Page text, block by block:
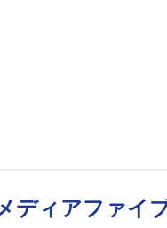
ディアファイ